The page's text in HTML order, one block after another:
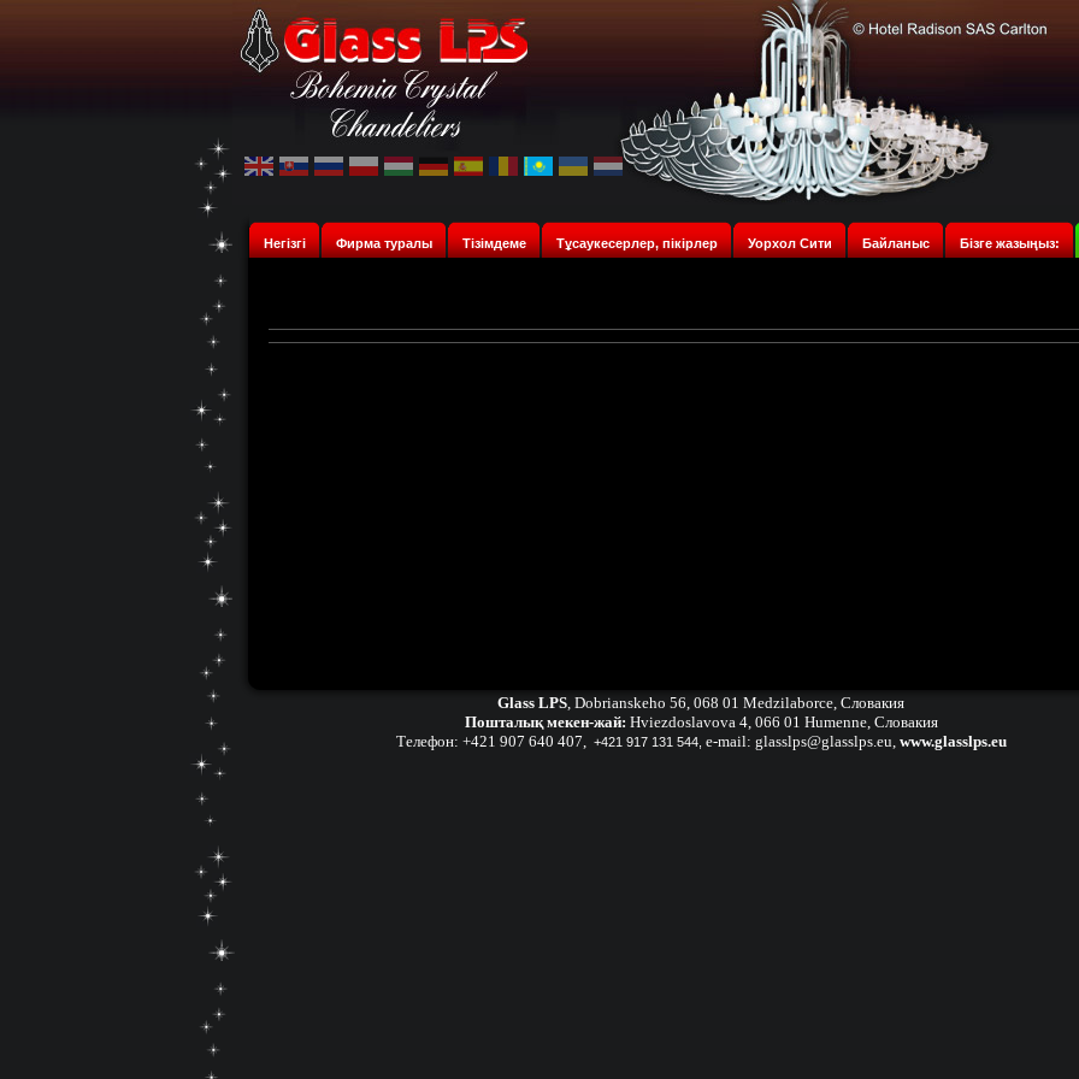
Негізгі Фирма туралы Тізімдеме Тұсаукесерлер, пікірлер Уорхол Сити Байланыс Бізге жазыңыз:
Glass LPS Dobrianskeho 56, 068 01 Medzilaborce, Словакия
Пошталық мекен-жай: Hviezdoslavova 4, 066 01 Humenne, Словакия
Телефон: +421 907 640 407 +421 917 131 544, e-mail: glasslps@glasslps.eu www.glasslps.eu